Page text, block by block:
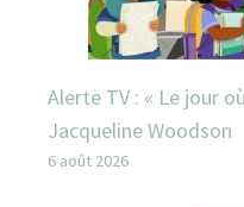
Alerte TV : « Le jour
Jacqueline Woodson
6 août 2026